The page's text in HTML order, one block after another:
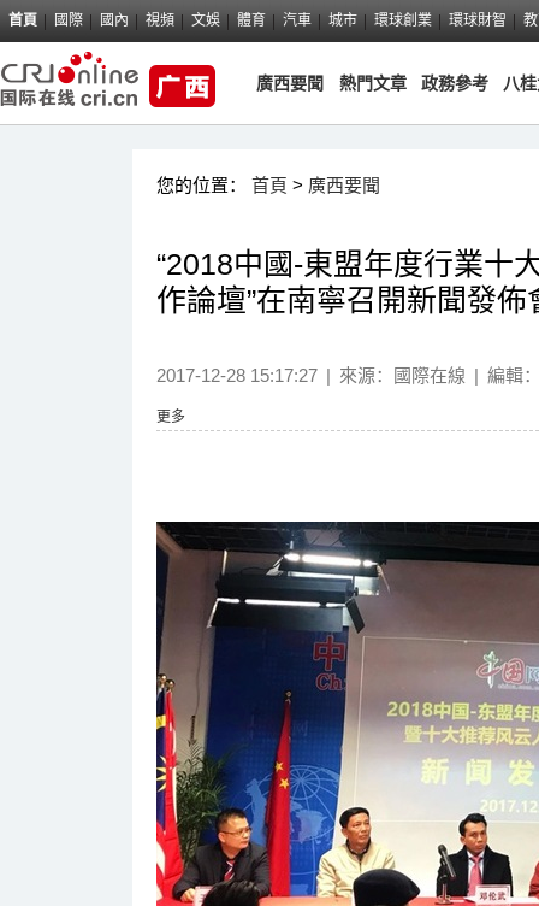
首頁 國際 國內 視頻 文娛 體育 汽車 城市 環球創業 環球財智
廣西要聞 熱門文章 政務參考 八
您的位置： 首頁 > 廣西要聞
“2018中國-東盟年度行業十
作論壇”在南寧召開新聞發佈
2017-12-28 15:17:27 | 來源：國際在線 | 編輯
更多